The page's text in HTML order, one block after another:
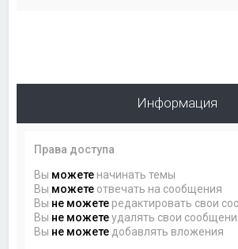
Информация
Права доступа
Вы можете начинать темы
Вы можете отвечать на сообщения
Вы не можете редактировать свои
Вы не можетеудалять свои
Вы не можете добавлять вложения